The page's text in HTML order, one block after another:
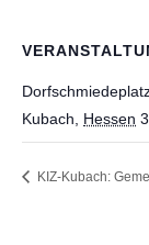
Kubach
Hessen
KIZ-Kubach: